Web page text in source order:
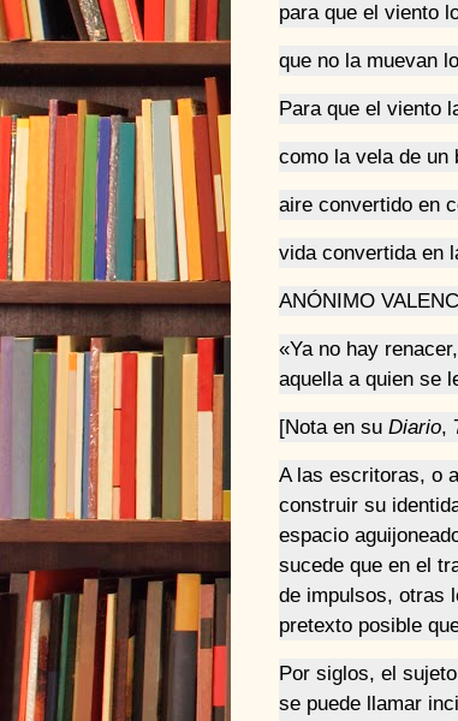
para que el viento
que no la muevan
Para que el viento
como la vela de un
aire convertido en
vida convertida en
ANÓNIMO
«Ya no hay
aquella a quien se
[Nota en su Diario,
A las escritoras, o
construir su
espacio
sucede que en el
de impulsos, otras
pretexto posible
Por siglos, el
se puede llamar